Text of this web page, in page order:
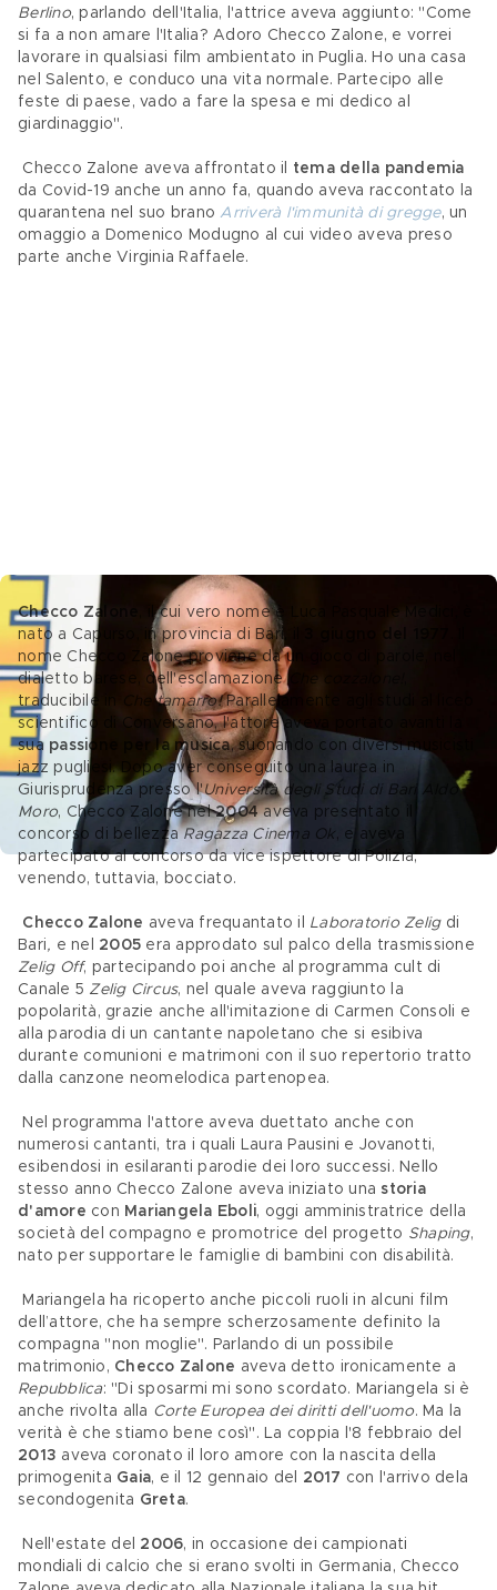
Berlino, parlando dell'Italia, l'attrice aveva aggiunto: "Come
si fa a non amare l'Italia? Adoro Checco Zalone, e vorrei
lavorare in qualsiasi film ambientato in Puglia. Ho una casa
nel Salento, e conduco una vita normale. Partecipo alle
feste di paese, vado a fare la spesa e mi dedico al
giardinaggio".
Checco Zalone aveva affrontato il tema della pandemia
da Covid-19 anche un anno fa, quando aveva raccontato la
quarantena nel suo brano Arriverà l'immunità di gregge, un
omaggio a Domenico Modugno al cui video aveva preso
parte anche Virginia Raffaele.
Checco Zalone
, il cui vero nome è Luca Pasquale Medici, è
nato a Capurso, in provincia di Bari, il
nome Checco Zalone proviene da un gioco di parole, nel
dialetto barese, dell'esclamazione Che cozzalone!
traducibile in
Che tamarro! Parallelamente agli studi al liceo
scientifico di Conversano, l'attore aveva portato avanti la
sua passione per la musica, suonando con diversi musicisti
jazz pugliesi. Dopo aver conseguito una laurea in
Giurisprudenza presso l'Università degli Studi di Bari Aldo
Moro, Checco Zalone nel 2004 aveva presentato il
concorso di bellezza Ragazza Cinema Ok, e aveva
partecipato al concorso da vice ispettore di Polizia,
venendo, tuttavia, bocciato.
Checco Zalone aveva frequantato il Laboratorio Zelig di
Bari, e nel 2005 era approdato sul palco della trasmissione
Zelig Off, partecipando poi anche al programma cult di
Canale 5 Zelig Circus, nel quale aveva raggiunto la
popolarità, grazie anche all'imitazione di Carmen Consoli e
alla parodia di un cantante napoletano che si esibiva
durante comunioni e matrimoni con il suo repertorio tratto
dalla canzone neomelodica partenopea.
numerosi cantanti, tra i quali Laura Pausini e Jovanotti,
esibendosi in esilaranti parodie dei loro successi. Nello
stesso anno Checco Zalone aveva iniziato una storia
d'amore con Mariangela Eboli, oggi amministratrice della
società del compagno e promotrice del progetto Shaping,
nato per supportare le famiglie di bambini con disabilità.
dell’attore, che ha sempre scherzosamente definito la
compagna "non moglie". Parlando di un possibile
matrimonio, Checco Zalone aveva detto ironicamente a
Repubblica: "Di sposarmi mi sono scordato. Mariangela si è
anche rivolta alla Corte Europea dei diritti dell'uomo. Ma la
verità è che stiamo bene così". La coppia l'8 febbraio del
2013 aveva coronato il loro amore con la nascita della
primogenita Gaia, e il 12 gennaio del 2017 con l'arrivo dela
secondogenita Greta.
Nell'estate del 2006, in occasione dei campionati
mondiali di calcio che si erano svolti in Germania, Checco